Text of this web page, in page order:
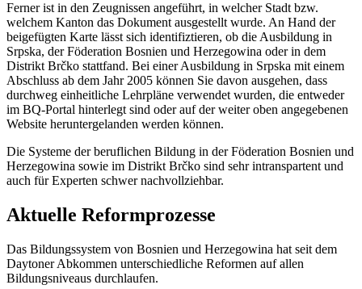
Ferner ist in den Zeugnissen angeführt, in welcher Stadt bzw.
welchem Kanton das Dokument ausgestellt wurde. An Hand der
beigefügten Karte lässt sich identifiztieren, ob die Ausbildung in
Srpska, der Föderation Bosnien und Herzegowina oder in dem
Distrikt Brčko stattfand. Bei einer Ausbildung in Srpska mit einem
Abschluss ab dem Jahr 2005 können Sie davon ausgehen, dass
durchweg einheitliche Lehrpläne verwendet wurden, die entweder
im BQ-Portal hinterlegt sind oder auf der weiter oben angegebenen
Website heruntergelanden werden können.
Die Systeme der beruflichen Bildung in der Föderation Bosnien und
Herzegowina sowie im Distrikt Brčko sind sehr intranspartent und
auch für Experten schwer nachvollziehbar.
Aktuelle Reformprozesse
Das Bildungssystem von Bosnien und Herzegowina hat seit dem
Daytoner Abkommen unterschiedliche Reformen auf allen
Bildungsniveaus durchlaufen.